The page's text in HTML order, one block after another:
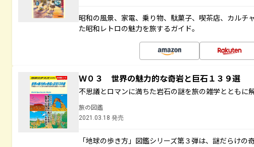
昭和の風景、家電、乗り物、駄菓子、喫茶店、カルチ
た昭和レトロの魅力を旅するガイド。
Ｗ０３ 世界の魅力的な奇岩と巨石１３９選
不思議とロマンに満ちた岩石の謎を旅の雑学とともに
旅の図鑑
2021.03.18 発売
「地球の歩き方」図鑑シリーズ第３弾は、謎だらけの